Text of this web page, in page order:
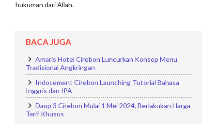
hukuman dari Allah.
BACA JUGA
Amaris Hotel Cirebon Luncurkan Konsep Menu
Tradisional Angkringan
Indocement Cirebon Launching Tutorial Bahasa
Inggris dan IPA
Daop 3 Cirebon Mulai 1 Mei 2024, Berlakukan Harga
Tarif Khusus